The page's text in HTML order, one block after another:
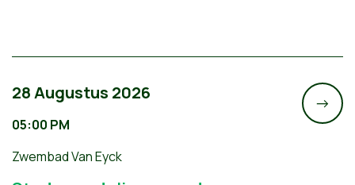
28 Augustus 2026
05:00 PM
Zwembad Van Eyck
->